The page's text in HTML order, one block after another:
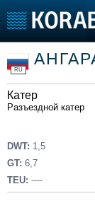
Тип судна
Добавить судно
Добавить проект
Последние 100
Пульс
Новости
Компании
Репутация
RU
Катер
Разъездной катер
DWT: 1,5
GT: 6,7
TEU: ----